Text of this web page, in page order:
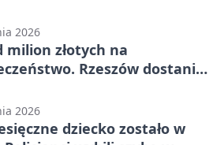
2026
milion złotych na
Rzeszów dostanie
2026
dziecko zostało w